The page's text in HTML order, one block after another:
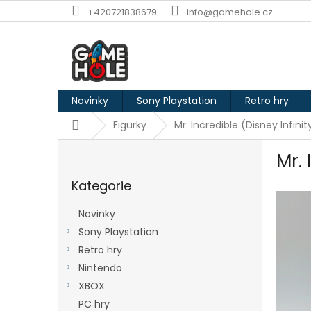
na
+420721838679 info@gamehole.cz
Novinky Sony Playstation Retro hry
DomůFigurky Mr. Incredible (Disney
kategorie
Kategorie
Novinky
Sony Playstation
Retro hry
Nintendo
XBOX
PC hry
Mr.